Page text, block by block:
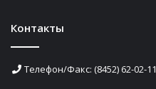
Контакты
Телефон/Факс: (8452) 62-02-11